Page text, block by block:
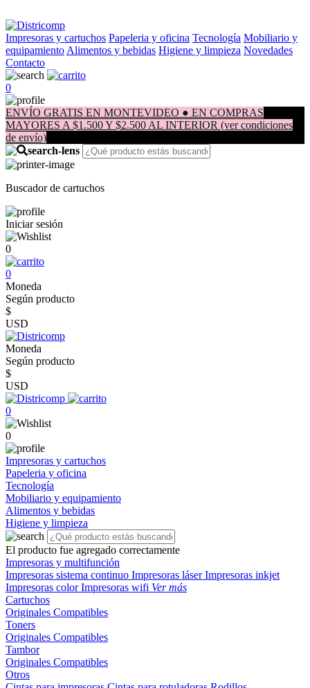
Impresoras y cartuchos Papeleria y oficina Tecnología Mobiliario y
equipamiento Alimentos y bebidas Higiene y limpieza Novedades
Contacto
0
ENVÍO GRATIS EN MONTEVIDEO ● EN COMPRAS
MAYORES A $1.500 Y $2.500 AL INTERIOR (ver condiciones
de envío)
Buscador de cartuchos
Iniciar sesión
0
0
Moneda
Según producto
$
USD
Moneda
Según producto
$
USD
0
0
Impresoras y cartuchos
Papeleria y oficina
Tecnología
Mobiliario y equipamiento
Alimentos y bebidas
Higiene y limpieza
El producto fue agregado correctamente
Impresoras y multifunción
Impresoras sistema continuo Impresoras láserImpresoras inkjet
Impresoras colorImpresoras wifi Ver más
Cartuchos
Originales Compatibles
Toners
Originales Compatibles
Tambor
Originales Compatibles
Otros